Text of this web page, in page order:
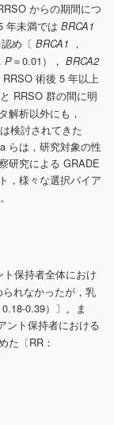
からの期間につ
年未満では BRCA1
め〔 BRCA1 ，
P＝0.01）， BRCA2
RRSO 術後 5 年以上
RRSO 群の間に明
解析以外にも，
検討されてきた
らは，研究対象の性
研究による GRADE
，様々な選択バイア
。
保持者全体におけ
れなかったが，乳
0.39）〕。ま
ント保持者における
た〔RR：